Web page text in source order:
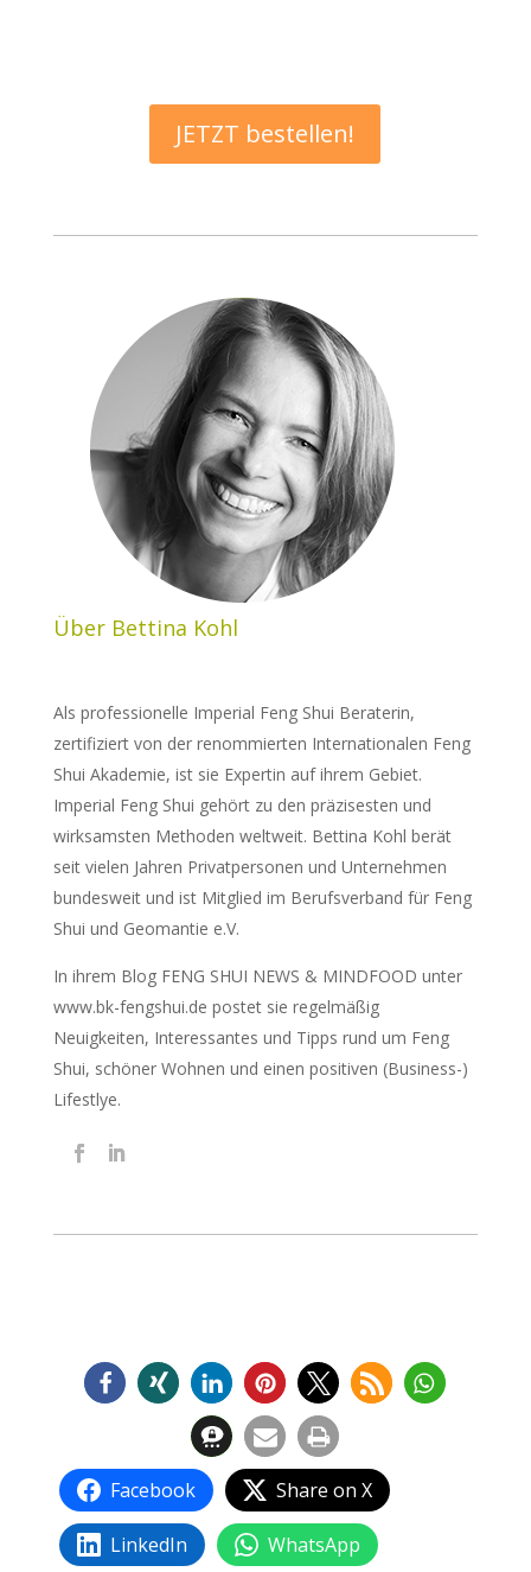
JETZT bestellen!
Über Bettina Kohl
Als professionelle Imperial Feng Shui Beraterin,
zertifiziert von der renommierten Internationalen Feng
Shui Akademie, ist sie Expertin auf ihrem Gebiet.
Imperial Feng Shui gehört zu den präzisesten und
wirksamsten Methoden weltweit. Bettina Kohl berät
seit vielen Jahren Privatpersonen und Unternehmen
bundesweit und ist Mitglied im Berufsverband für Feng
Shui und Geomantie e.V.
In ihrem Blog FENG SHUI NEWS & MINDFOOD unter
www.bk-fengshui.de postet sie regelmäßig
Neuigkeiten, Interessantes und Tipps rund um Feng
Shui, schöner Wohnen und einen positiven (Business-)
Lifestlye.
Facebook Share on X
LinkedIn WhatsApp